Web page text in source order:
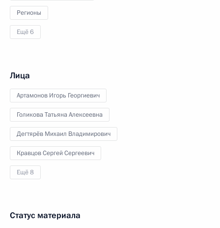
Регионы
Ещё 6
Лица
Артамонов Игорь Георгиевич
Голикова Татьяна Алексеевна
Дегтярёв Михаил Владимирович
Кравцов Сергей Сергеевич
Ещё 8
Статус материала